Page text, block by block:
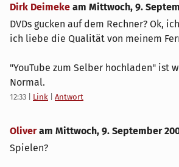
Dirk Deimeke am Mittwoch, 9.
DVDs gucken auf dem Rechner? Ok,
ich liebe die Qualität von meinem
"YouTube zum Selber hochladen" ist
Normal.
12:33 Link Antwort
Oliveram Mittwoch, 9. September
Spielen?